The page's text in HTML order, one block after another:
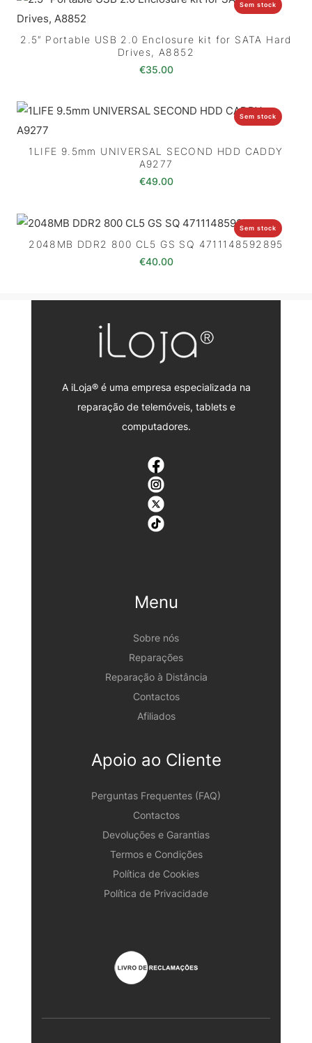
Sem stock
2.5″ Portable USB 2.0 Enclosure kit for SATA Hard
Drives, A8852
€35.00
Sem stock
1LIFE 9.5mm UNIVERSAL SECOND HDD CADDY
A9277
€49.00
Sem stock
2048MB DDR2 800 CL5 GS SQ 4711148592895
€40.00
A iLoja® é uma empresa especializada na
reparação de telemóveis, tablets e
computadores.
Menu
Sobre nós
Reparações
Reparação à Distância
Contactos
Afiliados
Apoio ao Cliente
Perguntas Frequentes (FAQ)
Contactos
Devoluções e Garantias
Termos e Condições
Política de Cookies
Política de Privacidade